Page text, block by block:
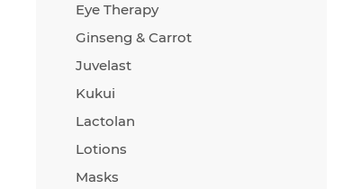
Eye Therapy
Ginseng & Carrot
Juvelast
Kukui
Lactolan
Lotions
Masks